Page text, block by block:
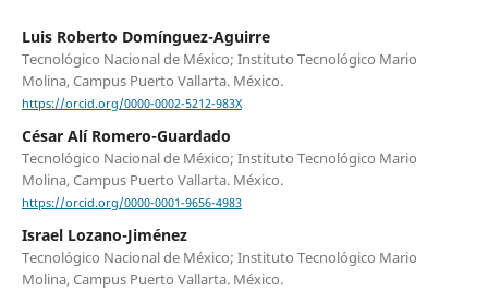
Luis Roberto Domínguez-Aguirre
Tecnológico Nacional de México; Instituto Tecnológico Mario
Molina, Campus Puerto Vallarta. México.
https://orcid.org/0000-0002-5212-983X
César Alí Romero-Guardado
Tecnológico Nacional de México; Instituto Tecnológico Mario
Molina, Campus Puerto Vallarta. México.
https://orcid.org/0000-0001-9656-4983
Israel Lozano-Jiménez
Tecnológico Nacional de México; Instituto Tecnológico Mario
Molina, Campus Puerto Vallarta. México.